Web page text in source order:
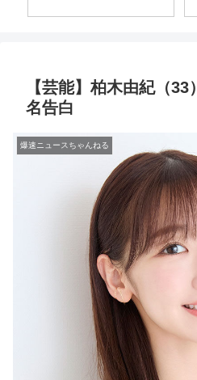
【芸能】柏木由紀（
名告白
爆速ニュースちゃんねる